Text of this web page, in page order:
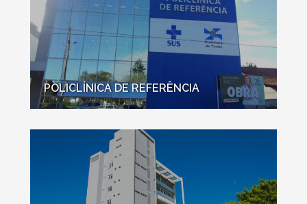
POLICLÍNICA DE REFERÊNCIA